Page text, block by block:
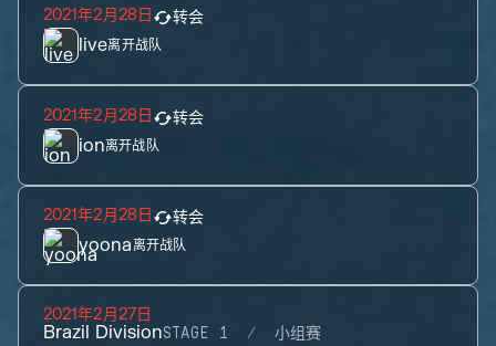
2021年2月28日 转会
live离开战队
2021年2月28日 转会
ion离开战队
2021年2月28日 转会
yoona离开战队
2021年2月27日
Brazil DivisionSTAGE 1 小组赛